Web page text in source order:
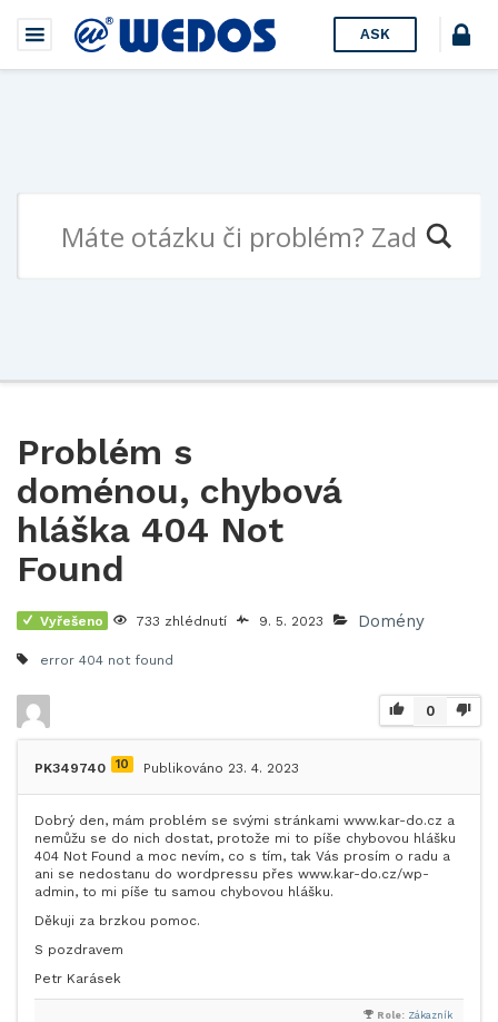
ASK
Problém s
doménou, chybová
hláška 404 Not
Found
Vyřešeno 733 zhlédnutí 9. 5. 2023 Domény
error 404 not found
0
PK349740 10 Publikováno 23. 4. 2023
Dobrý den, mám problém se svými stránkami www.kar-do.cz a
nemůžu se do nich dostat, protože mi to píše chybovou hlášku
404 Not Found a moc nevím, co s tím, tak Vás prosím o radu a
ani se nedostanu do wordpressu přes www.kar-do.cz/wp-
admin, to mi píše tu samou chybovou hlášku.
Děkuji za brzkou pomoc.
S pozdravem
Petr Karásek
Role: Zákazník